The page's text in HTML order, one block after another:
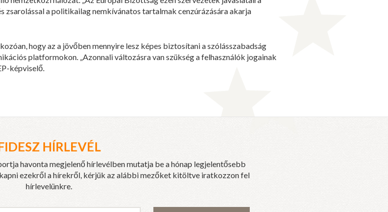
zsarolással a politikailag nemkívánatos tartalmak cenzúrázására akarja
hogy az a jövőben mennyire lesz képes biztosítani a szólásszabadság
platformokon. „Azonnali változásra van szükség a felhasználók jogainak
képviselő.
HÍRLEVÉL
havonta megjelenő hírlevélben mutatja be a hónap legjelentősebb
ezekről a hírekről, kérjük az alábbi mezőket kitöltve iratkozzon fel
hírlevelünkre.